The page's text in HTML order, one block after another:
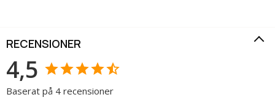
RECENSIONER
4,5
Baserat på 4 recensioner